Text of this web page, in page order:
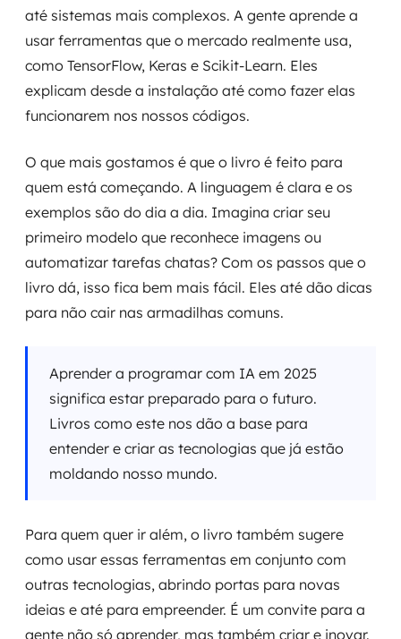
até sistemas mais complexos. A gente aprende a
usar ferramentas que o mercado realmente usa,
como TensorFlow, Keras e Scikit-Learn. Eles
explicam desde a instalação até como fazer elas
funcionarem nos nossos códigos.
O que mais gostamos é que o livro é feito para
quem está começando. A linguagem é clara e os
exemplos são do dia a dia. Imagina criar seu
primeiro modelo que reconhece imagens ou
automatizar tarefas chatas? Com os passos que o
livro dá, isso fica bem mais fácil. Eles até dão dicas
para não cair nas armadilhas comuns.
Aprender a programar com IA em 2025
significa estar preparado para o futuro.
Livros como este nos dão a base para
entender e criar as tecnologias que já estão
moldando nosso mundo.
Para quem quer ir além, o livro também sugere
como usar essas ferramentas em conjunto com
outras tecnologias, abrindo portas para novas
ideias e até para empreender. É um convite para a
gente não só aprender, mas também criar e inovar.